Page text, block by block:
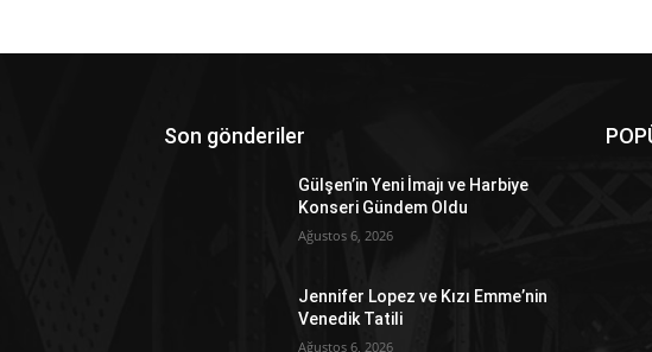
Son gönderiler
Gülşen’in Yeni İmajı ve Harbiye
Konseri Gündem Oldu
Ağustos 6, 2026
Jennifer Lopez ve Kızı Emme’nin
Venedik Tatili
Ağustos 6, 2026